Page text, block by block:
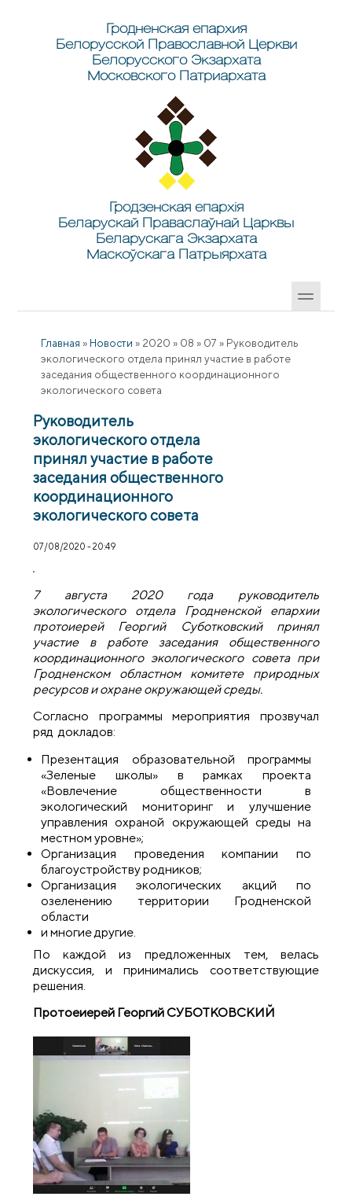
Гродненская епархия
Белорусской Православной Церкви
Белорусского Экзархата
Московского Патриархата
Гродзенская епархія
Беларускай Праваслаўнай Царквы
Беларускага Экзархата
Маскоўскага Патрыярхата
Главная » Новости » 2020 » 08 » 07 » Руководитель
экологического отдела принял участие в работе
заседания общественного координационного
экологического совета
Руководитель
экологического отдела
принял участие в работе
заседания общественного
координационного
экологического совета
07/08/2020 - 20:49
7 августа 2020 года руководитель
экологического отдела Гродненской епархии
протоиерей Георгий Суботковский принял
участие в работе заседания общественного
координационного экологического совета при
Гродненском областном комитете природных
ресурсов и охране окружающей среды.
Согласно программы мероприятия прозвучал
ряд докладов:
Презентация образовательной программы
«Зеленые школы» в рамках проекта
«Вовлечение общественности в
экологический мониторинг и улучшение
управления охраной окружающей среды на
местном уровне»;
Организация проведения компании по
благоустройству родников;
Организация экологических акций по
озеленению территории Гродненской
области
и многие другие.
По каждой из предложенных тем, велась
дискуссия, и принимались соответствующие
решения.
Протоеиерей Георгий СУБОТКОВСКИЙ